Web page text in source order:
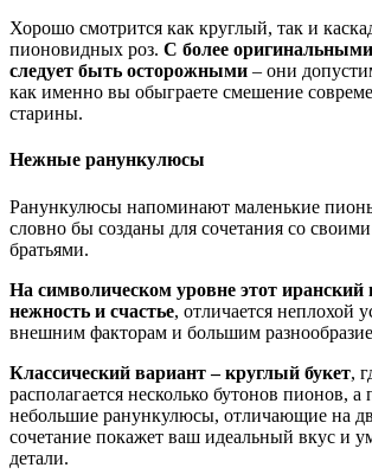
Хорошо смотрится как круглый, так и
пионовидных роз. С более
следует быть осторожными – они
как именно вы обыграете смешение
старины.
Нежные ранункулюсы
Ранункулюсы напоминают маленькие
словно бы созданы для сочетания со
братьями.
На символическом уровне этот иранский
нежность и счастье, отличается неплохой
внешним факторам и большим
Классический вариант – круглый букет,
располагается несколько бутонов пионов, а
небольшие ранункулюсы, отличающие на
сочетание покажет ваш идеальный вкус и
детали.